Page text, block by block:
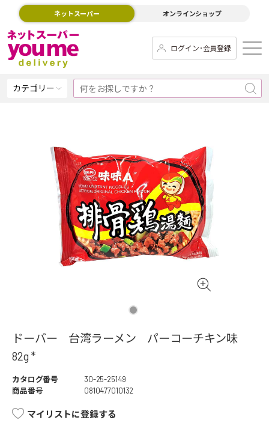
ネットスーパー オンラインショップ
ログイン･会員登録
カテゴリー
ドーバー 台湾ラーメン パーコーチキン味
82g *
カタログ番号
30-25-25149
商品番号
0810477010132
マイリストに登録する